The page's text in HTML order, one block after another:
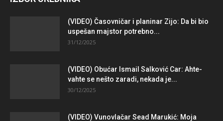
(VIDEO) Časovničar i planinar Zijo: Da bi bio
uspešan majstor potrebno...
31/12/2025
(VIDEO) Obućar Ismail Salković Car: Ahte-
vahte se nešto zaradi, nekada je...
30/12/2025
(VIDEO) Vunovlačar Sead Marukić: Moja